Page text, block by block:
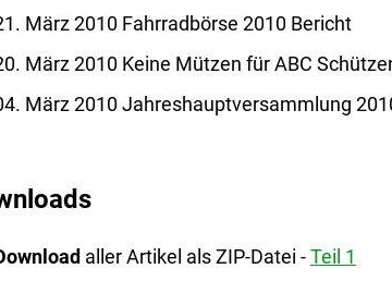
März 2010 Fahrradbörse 2010 Bericht
März 2010 Keine Mützen für ABC
März 2010 Jahreshauptversammlung
aller Artikel als ZIP-Datei -Teil 1